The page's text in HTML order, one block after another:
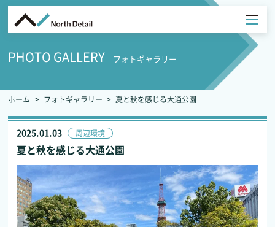
PHOTO GALLERY フォトギャラリー
ホーム フォトギャラリー 夏と秋を感じる大通公園
2025.01.03 周辺環境
夏と秋を感じる大通公園